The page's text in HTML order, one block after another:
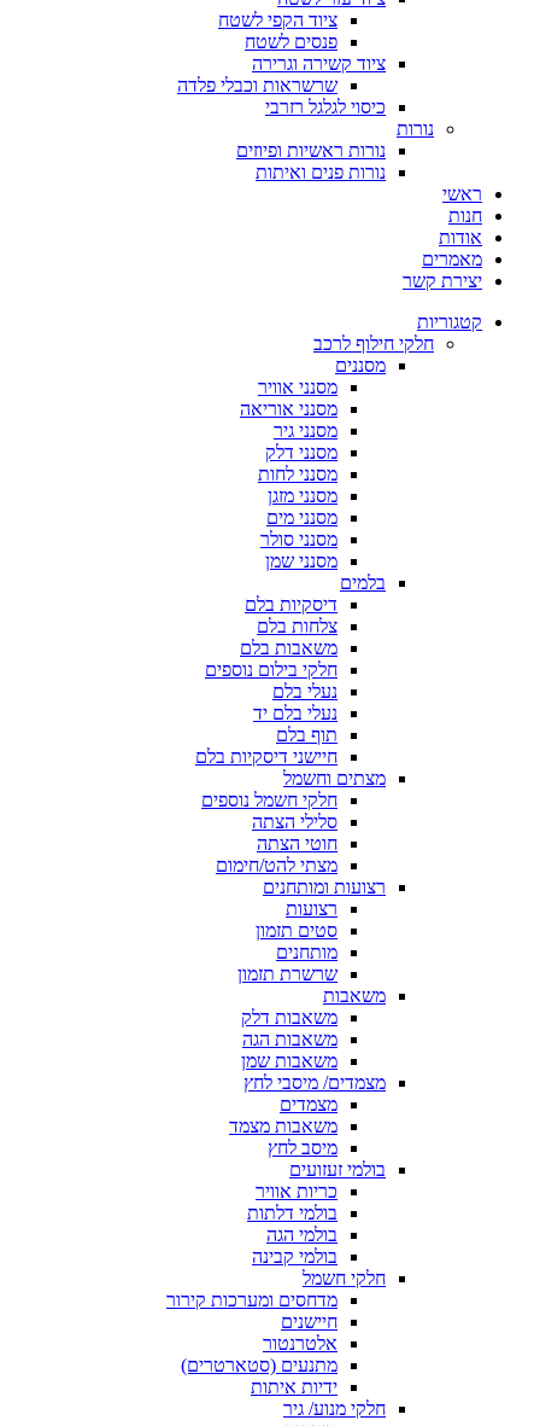
ציוד הקפי לשטח
פנסים לשטח
ציוד קשירה וגרירה
שרשראות וכבלי פלדה
כיסוי לגלגל רזרבי
נורות
נורות ראשיות ופיוזים
נורות פנים ואיתות
ראשי
חנות
אודות
מאמרים
יצירת קשר
קטגוריות
חלקי חילוף לרכב
מסננים
מסנני אוויר
מסנני אוריאה
מסנני גיר
מסנני דלק
מסנני לחות
מסנני מזגן
מסנני מים
מסנני סולר
מסנני שמן
בלמים
דיסקיות בלם
צלחות בלם
משאבות בלם
חלקי בילום נוספים
נעלי בלם
נעלי בלם יד
תוף בלם
חיישני דיסקיות בלם
מצתים וחשמל
חלקי חשמל נוספים
סלילי הצתה
חוטי הצתה
מצתי להט/חימום
רצועות ומותחנים
רצועות
סטים תזמון
מותחנים
שרשרת תזמון
משאבות
משאבות דלק
משאבות הגה
משאבות שמן
מצמדים/ מיסבי לחץ
מצמדים
משאבות מצמד
מיסב לחץ
בולמי זעזועים
כריות אוויר
בולמי דלתות
בולמי הגה
בולמי קבינה
חלקי חשמל
מדחסים ומערכות קירור
חיישנים
אלטרנטור
מתנעים (סטארטרים)
ידיות איתות
חלקי מנוע/ גיר